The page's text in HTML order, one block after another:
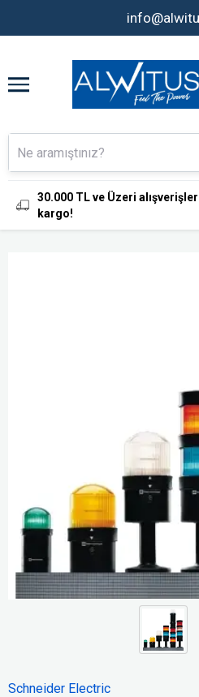
30.000 TL ve Üzeri
kargo!
Schneider Electric